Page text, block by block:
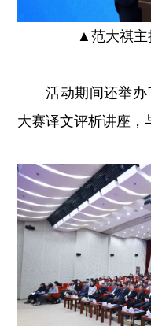
▲ 范大祺
活动期间还举
大赛译文评析讲座，